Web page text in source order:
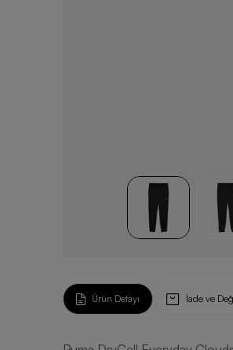
Ürün Detayı İade ve